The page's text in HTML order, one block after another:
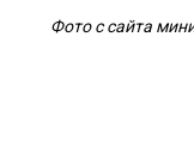
Фото с сайта